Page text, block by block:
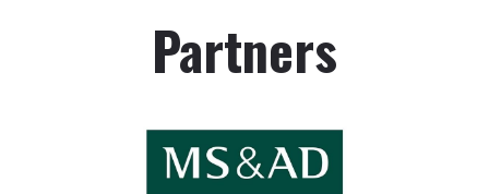
Partners